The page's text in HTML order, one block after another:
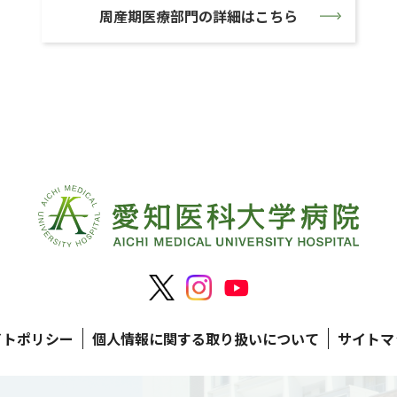
周産期医療部門の詳細はこちら
ポリシー 個人情報に関する取り扱いについて サイト